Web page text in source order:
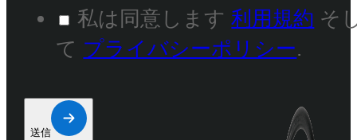
私は同意します利用規約 そ
て プライバシーポリシー.
送信